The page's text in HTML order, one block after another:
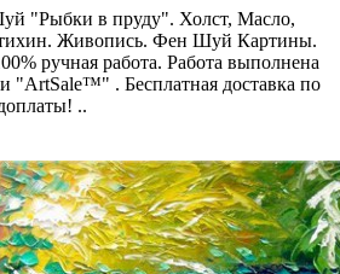
"Рыбки в пруду". Холст, Масло,
Живопись. Фен Шуй Картины.
ручная работа. Работа выполнена
"ArtSale™" . Бесплатная доставка по
..